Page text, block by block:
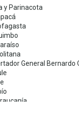
y Parinacota
General Bernardo